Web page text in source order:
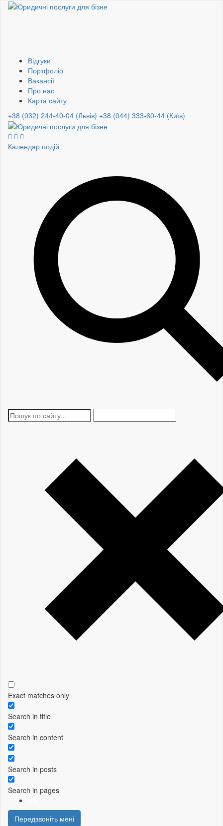
Відгуки
Портфоліо
Вакансії
Про нас
Карта сайту
+38 (032) 244-40-04 (Львів) +38 (044) 333-60-44 (Київ)
Календар подій
Exact matches only
Search in title
Search in content
Search in posts
Search in pages
Передзвоніть мені